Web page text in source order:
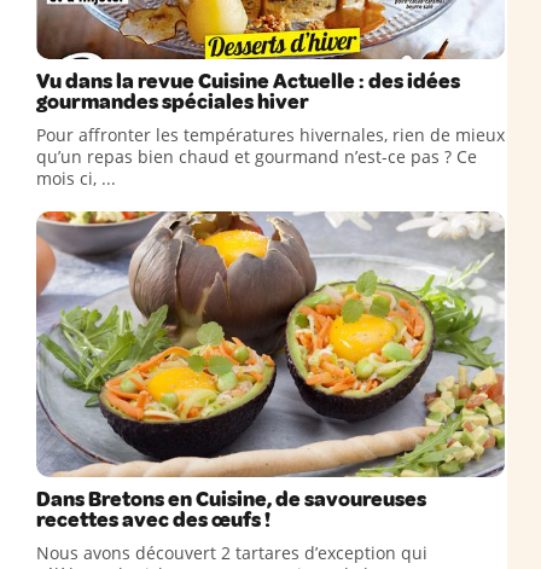
Vu dans la revue Cuisine Actuelle : des idées
gourmandes spéciales hiver
Pour affronter les températures hivernales, rien de mieux
qu’un repas bien chaud et gourmand n’est-ce pas ? Ce
mois ci, ...
Dans Bretons en Cuisine, de savoureuses
recettes avec des œufs !
Nous avons découvert 2 tartares d’exception qui